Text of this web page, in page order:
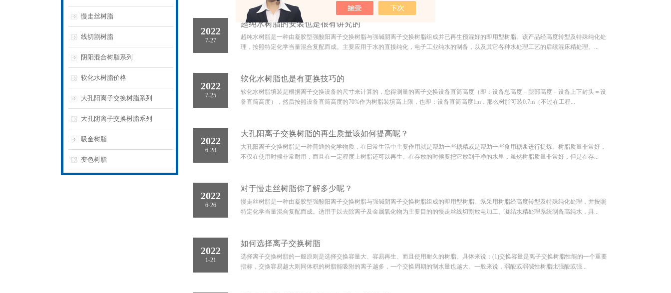
慢走丝树脂
线切割树脂
阴阳混合树脂系列
软化水树脂价格
大孔阳离子交换树脂系列
大孔阴离子交换树脂系列
吸金树脂
变色树脂
2022
7-27
超纯水树脂的安装也是很有讲究的
超纯水树脂是一种由凝胶型强酸阳离子交换树脂与强碱阴离子交换树脂组成并已再生预混好的即用型树脂。该产品经高度转型及特殊纯化处
理，按照特定化学当量混合复配而成。主要应用于水的直接纯化，电子工业纯水的制备，以及其它各种水处理工艺的后续混床精处理。...
2022
7-25
软化水树脂也是有更换技巧的
软化水树脂填装是根据离子交换设备的尺寸来计算的，您得测量的离子交换设备直筒高度（即：设备总高度－腿部高度－设备上下封头＝设
备直筒高度），然后按照设备直筒高度的70%作为树脂装填高上限，也即：设备直筒高度1m，那么树脂可装0.7m（不过在工程...
2022
6-28
大孔阳离子交换树脂的再生质量该如何提高呢？
大孔阳离子交换树脂是一种普通的化学物质，在日常生活中主要作用就是帮助一些糖精或是帮助一些食用糖浆进行提炼。树脂质量非常好，
不仅在使用时候非常耐用，而且在一定程度上树脂还可以再生。在存放的时候要把它放到干净的水里，虽然树脂质量非常好，但是在存...
2022
6-26
对于慢走丝树脂你了解多少呢？
慢走丝树脂是一种由凝胶型强酸阳离子交换树脂与强碱阴离子交换树脂组成的即用型树脂。系采用树脂经高度转型及特殊纯化处理，并按照
特定化学当量混合复配而成。适用于以去除离子及金属氧化物为主要目的的慢走丝线切割放电加工、凝结水精处理系统制备高纯水，具...
2022
1-21
如何选择离子交换树脂
选择离子交换树脂的一般原则是选择交换容量大、容易再生、而且使用耐久的树脂。具体来说：(1)交换容量是离子交换树脂性能的一个重要
指标，交换容易越大则同体积的树脂能吸附的离子越多，一个交换周期的制水量也越大。一般来说，弱酸或弱碱性树脂比强酸或强...